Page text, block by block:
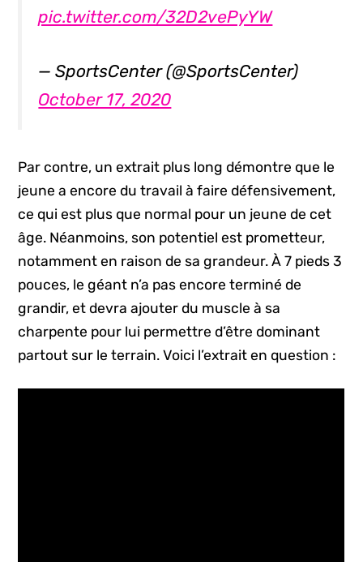
pic.twitter.com/32D2vePyYW
— SportsCenter (@SportsCenter)
October 17, 2020
Par contre, un extrait plus long démontre que le
jeune a encore du travail à faire défensivement,
ce qui est plus que normal pour un jeune de cet
âge. Néanmoins, son potentiel est prometteur,
notamment en raison de sa grandeur. À 7 pieds 3
pouces, le géant n’a pas encore terminé de
grandir, et devra ajouter du muscle à sa
charpente pour lui permettre d’être dominant
partout sur le terrain. Voici l’extrait en question :